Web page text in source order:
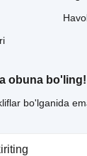
obuna bo'ling!
bo'lganida